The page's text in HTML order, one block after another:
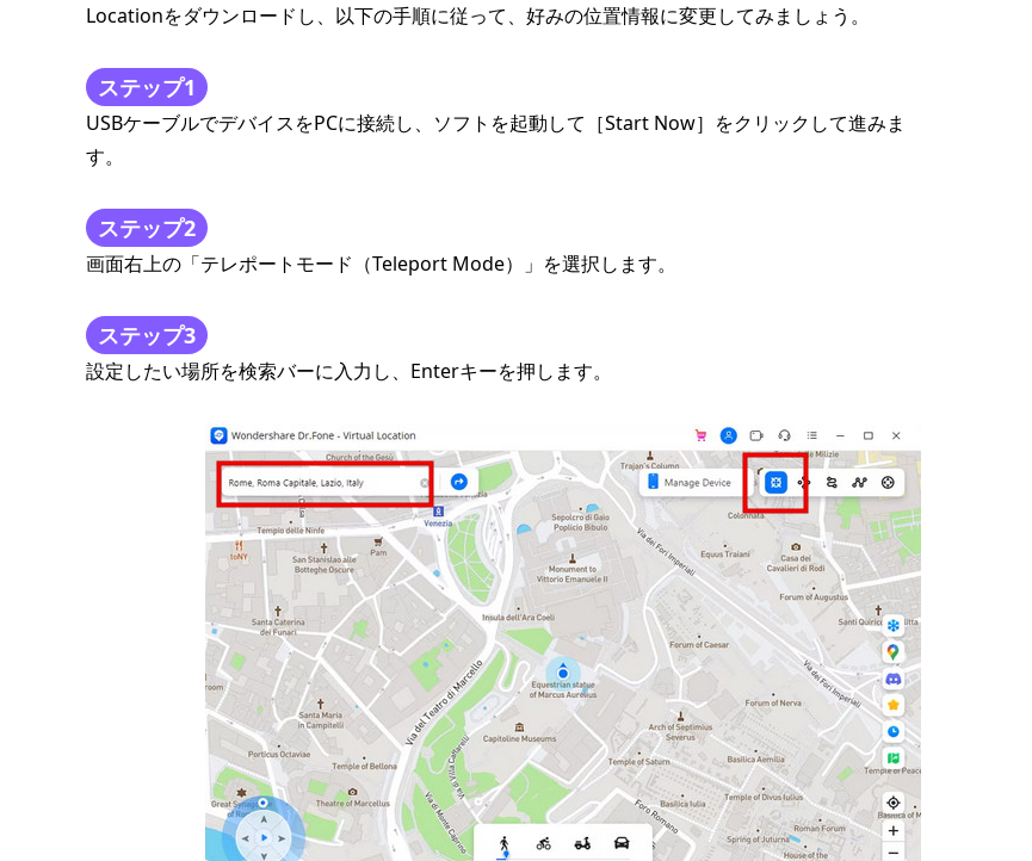
Locationをダウンロードし、以下の手順に従って、好みの位置情報に変更してみましょう。
ステップ1
USBケーブルでデバイスをPCに接続し、ソフトを起動して［Start Now］をクリックして進みま
す。
ステップ2
画面右上の「テレポートモード（Teleport Mode）」を選択します。
ステップ3
設定したい場所を検索バーに入力し、Enterキーを押します。